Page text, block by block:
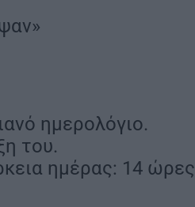
ημερολόγιο.
του.
ημέρας: 14 ώρες